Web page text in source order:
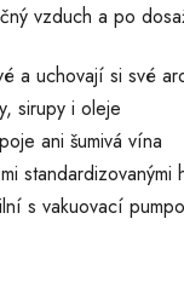
vzduch a po
a uchovají si své
sirupy i oleje
ani šumivá vína
standardizovanými
s vakuovací